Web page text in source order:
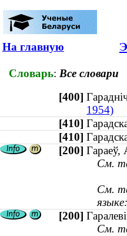
На главную
Словарь: Все словари
[400]
1954)
[410]
[410]
[200] Гараеў,
См.
См.
языке:
[200]
См.